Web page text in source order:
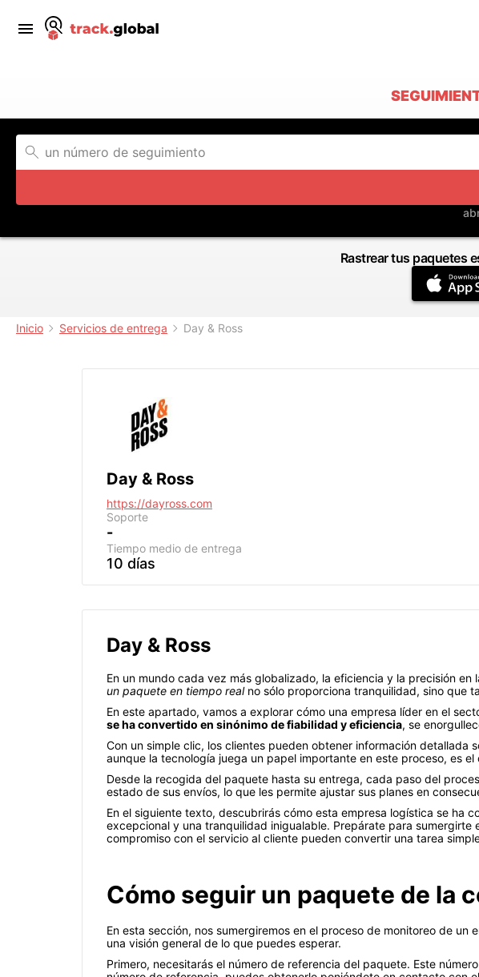
Rastrear tus paquetes
Inicio Servicios de entrega Day & Ross
Day & Ross
https://dayross.com
Soporte
-
Tiempo medio de entrega
10 días
Day & Ross
En un mundo cada vez más globalizado, la eficiencia y la precisión
un paquete en tiempo realno sólo proporciona tranquilidad, sino que
En este apartado, vamos a explorar cómo una empresa líder en el
se ha convertido en sinónimo de fiabilidad y eficiencia, se
Con un simple clic, los clientes pueden obtener información
aunque la tecnología juega un papel importante en este proceso, es
Desde la recogida del paquete hasta su entrega, cada paso del
estado de sus envíos, lo que les permite ajustar sus planes en
En el siguiente texto, descubrirás cómo esta empresa logística se ha
excepcional y una tranquilidad inigualable. Prepárate para
compromiso con el servicio al cliente pueden convertir una tarea
Cómo seguir un paquete de la
En esta sección, nos sumergiremos en el proceso de monitoreo de
una visión general de lo que puedes esperar.
Primero, necesitarás el número de referencia del paquete. Este